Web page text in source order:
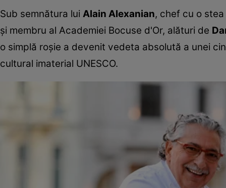
Sub semnătura lui Alain Alexanian, chef cu o
și membru al Academiei Bocuse d'Or, alături de
o simplă roșie a devenit vedeta absolută a unei
cultural imaterial UNESCO.